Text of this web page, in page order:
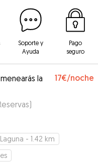
Soporte y
Ayuda
Pago
seguro
la
17€/noche
)
- 1.42 km